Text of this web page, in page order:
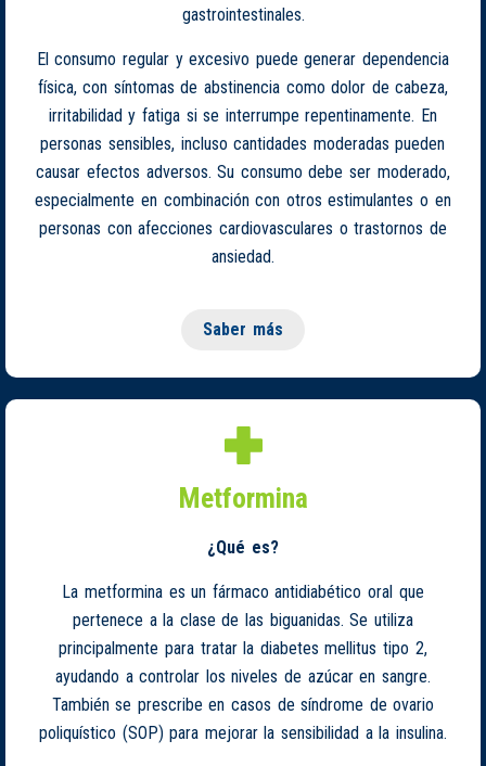
gastrointestinales.
El consumo regular y excesivo puede generar dependencia
física, con síntomas de abstinencia como dolor de cabeza,
irritabilidad y fatiga si se interrumpe repentinamente. En
personas sensibles, incluso cantidades moderadas pueden
causar efectos adversos. Su consumo debe ser moderado,
especialmente en combinación con otros estimulantes o en
personas con afecciones cardiovasculares o trastornos de
ansiedad.
Saber más
Metformina
¿Qué es?
La metformina es un fármaco antidiabético oral que
pertenece a la clase de las biguanidas. Se utiliza
principalmente para tratar la diabetes mellitus tipo 2,
ayudando a controlar los niveles de azúcar en sangre.
También se prescribe en casos de síndrome de ovario
poliquístico (SOP) para mejorar la sensibilidad a la insulina.